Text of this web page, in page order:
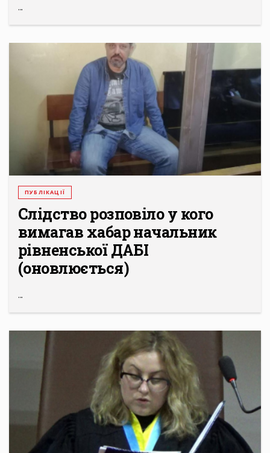
...
ПУБЛІКАЦІЇ
Слідство розповіло у кого
вимагав хабар начальник
рівненської ДАБІ
(оновлюється)
...